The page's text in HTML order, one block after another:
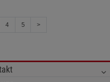
4 5 >